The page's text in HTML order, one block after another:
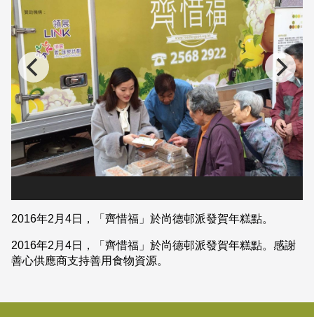
2016年2月4日，「齊惜福」於尚德邨派發賀年糕點。
2016年2月4日，「齊惜福」於尚德邨派發賀年糕點。感謝
善心供應商支持善用食物資源。